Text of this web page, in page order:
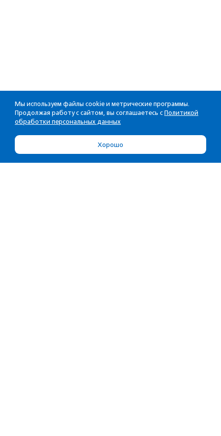
Мы используем файлы cookie и метрические программы.
Продолжая работу с сайтом, вы соглашаетесь с Политикой
обработки персональных данных
Хорошо